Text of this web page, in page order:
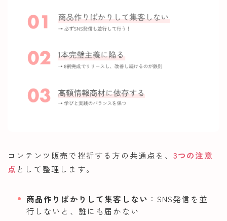
コンテンツ販売で挫折する方の共通点を、 3つの注意
点 として整理します。
商品作りばかりして集客しない ：SNS発信を並
行しないと、誰にも届かない